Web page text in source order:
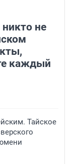
не
каждый
Тайское